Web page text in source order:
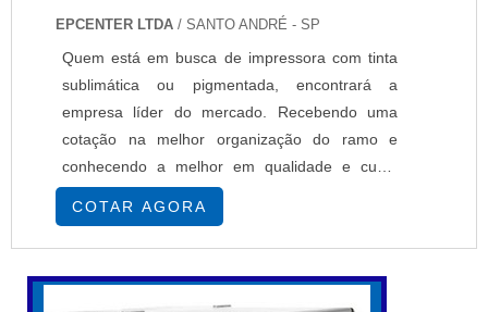
EPCENTER LTDA / SANTO ANDRÉ - SP
Quem está em busca de impressora com tinta
sublimática ou pigmentada, encontrará a
empresa líder do mercado. Recebendo uma
cotação na melhor organização do ramo e
conhecendo a melhor em qualidade e custo
benefício.MAIS SOBRE IMPRESSORA COM
TINTA SUBLIMÁTICA OU PIGMENTADASe
alguém busca por impressoras com tinta
sublimática ou pigmentada em uma empresa
segura, descobre a EPcenter. É possível
COTAR AGORA